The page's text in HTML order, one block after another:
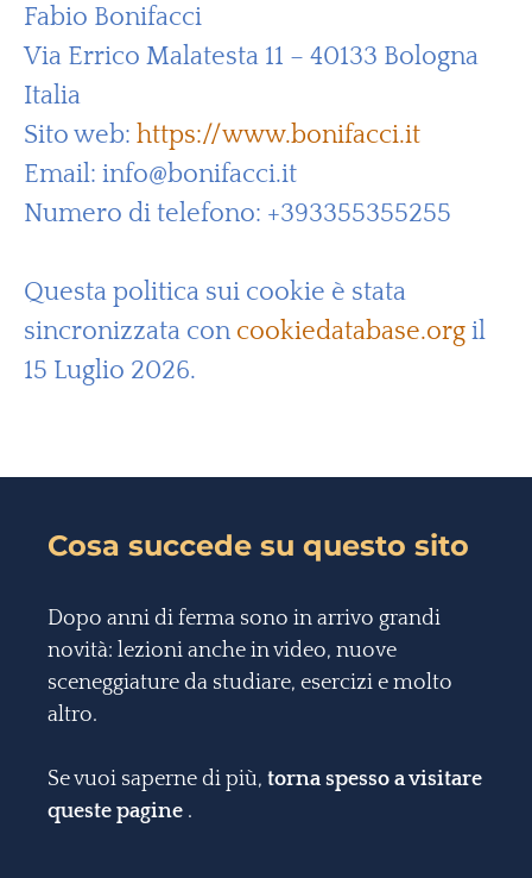
Fabio Bonifacci
Via Errico Malatesta 11 – 40133 Bologna
Italia
Sito web: https://www.bonifacci.it
Email: info@bonifacci.it
Numero di telefono: +393355355255
Questa politica sui cookie è stata
sincronizzata con cookiedatabase.org il
15 Luglio 2026.
Cosa succede su questo sito
Dopo anni di ferma sono in arrivo grandi
novità: lezioni anche in video, nuove
sceneggiature da studiare, esercizi e molto
altro.
Se vuoi saperne di più, torna spesso a visitare
queste pagine .